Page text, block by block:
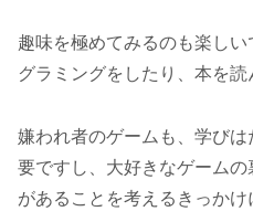
趣味を極めてみるのも楽し
グラミングをしたり、本を読
嫌われ者のゲームも、学び
要ですし、大好きなゲーム
があることを考えるきっかけ